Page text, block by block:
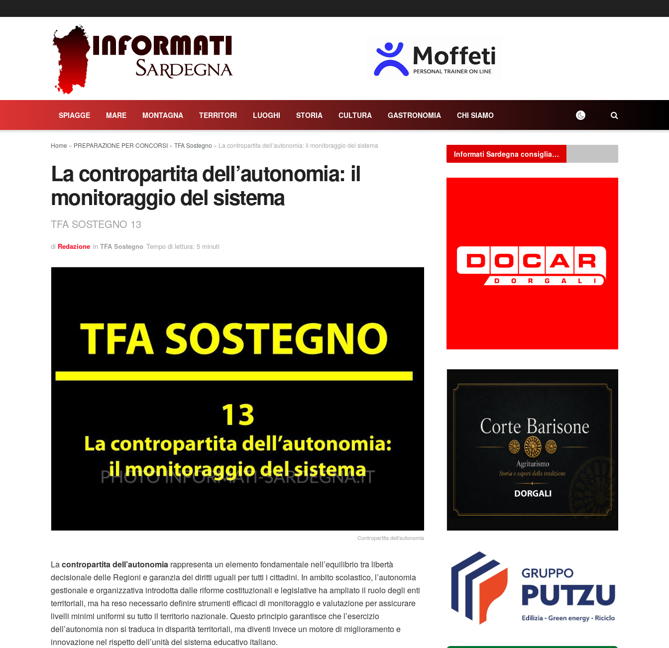
SPIAGGE MARE MONTAGNA TERRITORI LUOGHI STORIA CULTURA GASTRONOMIA CHI SIAMO
Home » PREPARAZIONE PER CONCORSI » TFA Sostegno » La contropartita dell’autonomia: il monitoraggio del sistema
La contropartita dell’autonomia: il
monitoraggio del sistema
TFA SOSTEGNO 13
di Redazione in TFA Sostegno Tempo di lettura: 5 minuti
Contropartita dell’autonomia
Lacontropartita dell’autonomia rappresenta un elemento fondamentale nell’equilibrio tra libertà
decisionale delle Regioni e garanzia dei diritti uguali per tutti i cittadini. In ambito scolastico, l’autonomia
gestionale e organizzativa introdotta dalle riforme costituzionali e legislative ha ampliato il ruolo degli enti
territoriali, ma ha reso necessario definire strumenti efficaci di monitoraggio e valutazione per assicurare
livelli minimi uniformi su tutto il territorio nazionale. Questo principio garantisce che l’esercizio
dell’autonomia non si traduca in disparità territoriali, ma diventi invece un motore di miglioramento e
innovazione nel rispetto dell’unità del sistema educativo italiano.
Informati Sardegna consiglia…